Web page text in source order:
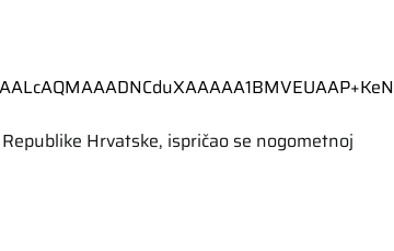
Hrvatske, ispričao se nogometnoj